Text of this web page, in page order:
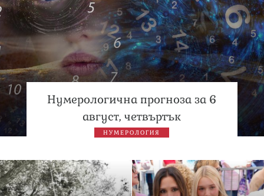
Нумерологична прогноза за 6
август, четвъртък
НУМЕРОЛОГИЯ